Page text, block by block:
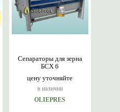
цену уточняйте
в наличии
Сепараторы для зерна
БСХ 6
OLIEPRES